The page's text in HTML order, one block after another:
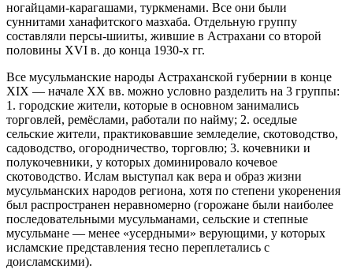
ногайцами-карагашами, туркменами. Все они были
суннитами ханафитского мазхаба. Отдельную группу
составляли персы-шииты, жившие в Астрахани со второй
половины XVI в. до конца 1930-х гг.
Все мусульманские народы Астраханской губернии в конце
XIX — начале XX вв. можно условно разделить на 3 группы:
1. городские жители, которые в основном занимались
торговлей, ремёслами, работали по найму; 2. оседлые
сельские жители, практиковавшие земледелие, скотоводство,
садоводство, огородничество, торговлю; 3. кочевники и
полукочевники, у которых доминировало кочевое
скотоводство. Ислам выступал как вера и образ жизни
мусульманских народов региона, хотя по степени укоренения
был распространен неравномерно (горожане были наиболее
последовательными мусульманами, сельские и степные
мусульмане — менее «усердными» верующими, у которых
исламские представления тесно переплетались с
доисламскими).